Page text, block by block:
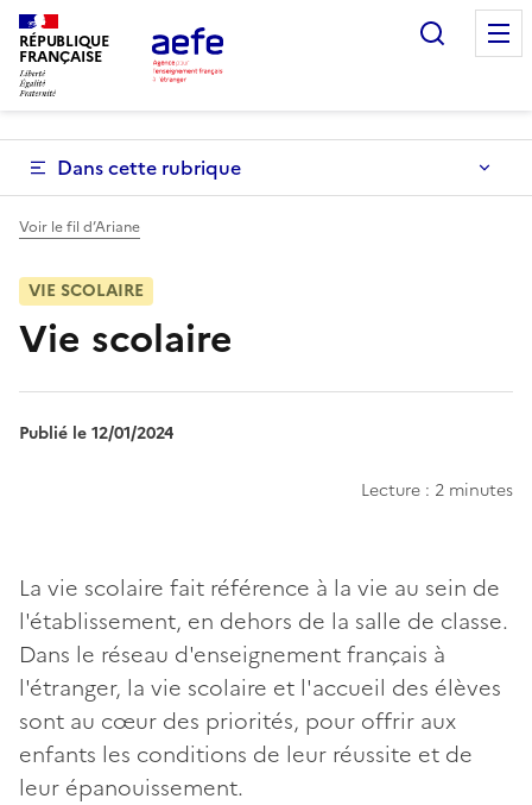
Aller
au
contenu
principal
RÉPUBLIQUE
FRANÇAISE
Dans cette rubrique
Voir le fil d’Ariane
VIE SCOLAIRE
Vie scolaire
Publié le 12/01/2024
Lecture : 2 minutes
La vie scolaire fait référence à la vie au sein de
l'établissement, en dehors de la salle de classe.
Dans le réseau d'enseignement français à
l'étranger, la vie scolaire et l'accueil des élèves
sont au cœur des priorités, pour offrir aux
enfants les conditions de leur réussite et de
leur épanouissement.